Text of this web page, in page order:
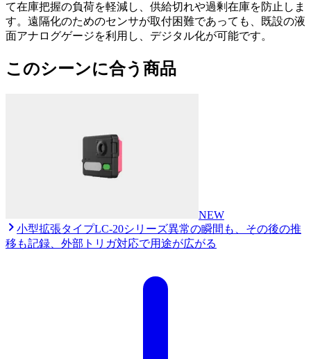
て在庫把握の負荷を軽減し、供給切れや過剰在庫を防止しま
す。遠隔化のためのセンサが取付困難であっても、既設の液
面アナログゲージを利用し、デジタル化が可能です。
このシーンに合う商品
NEW
小型拡張タイプLC-20シリーズ異常の瞬間も、その後の推
移も記録、外部トリガ対応で用途が広がる